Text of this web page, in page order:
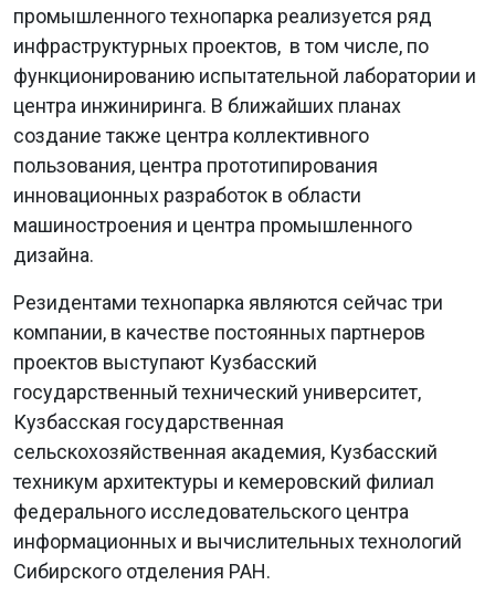
промышленного технопарка реализуется ряд
инфраструктурных проектов, в том числе, по
функционированию испытательной лаборатории и
центра инжиниринга. В ближайших планах
создание также центра коллективного
пользования, центра прототипирования
инновационных разработок в области
машиностроения и центра промышленного
дизайна.
Резидентами технопарка являются сейчас три
компании, в качестве постоянных партнеров
проектов выступают Кузбасский
государственный технический университет,
Кузбасская государственная
сельскохозяйственная академия, Кузбасский
техникум архитектуры и кемеровский филиал
федерального исследовательского центра
информационных и вычислительных технологий
Сибирского отделения РАН.